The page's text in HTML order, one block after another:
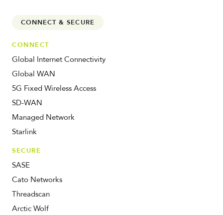
CONNECT & SECURE
CONNECT
Global Internet Connectivity
Global WAN
5G Fixed Wireless Access
SD-WAN
Managed Network
Starlink
SECURE
SASE
Cato Networks
Threadscan
Arctic Wolf